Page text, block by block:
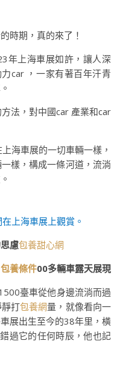
時期，真的來了！
年上海車展如許，讓人深
car ，一家有著百年汗青
法，對中國car 產業和car
海車展的一切車輛一樣，
樣，構成一條河道，流淌
上海車展上觀賞。
慮包養甜心網
包養條件00多輛車露天展現
臺車從他身邊流淌而過
打包養網量，就像看向一
展出生至今的38年里，橫
過它的任何時辰，他也記